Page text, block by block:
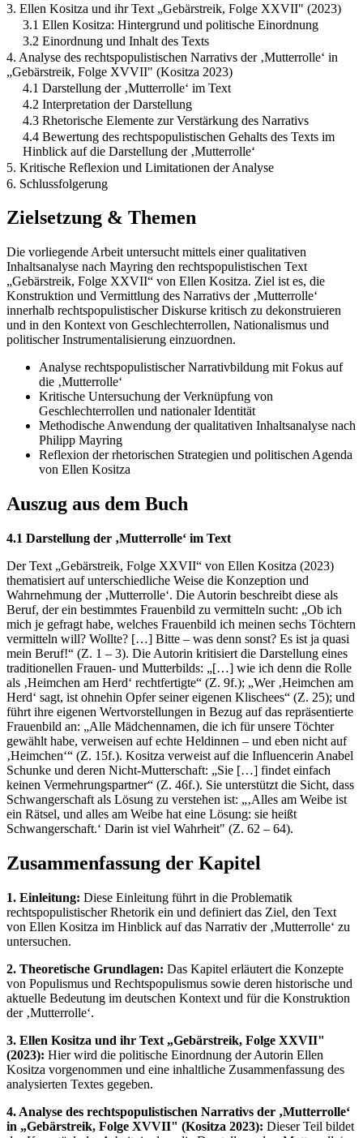
3. Ellen Kositza und ihr Text „Gebärstreik, Folge XXVII" (2023)
3.1 Ellen Kositza: Hintergrund und politische Einordnung
3.2 Einordnung und Inhalt des Texts
4. Analyse des rechtspopulistischen Narrativs der ‚Mutterrolle‘ in
„Gebärstreik, Folge XVVII" (Kositza 2023)
4.1 Darstellung der ‚Mutterrolle‘ im Text
4.2 Interpretation der Darstellung
4.3 Rhetorische Elemente zur Verstärkung des Narrativs
4.4 Bewertung des rechtspopulistischen Gehalts des Texts im
Hinblick auf die Darstellung der ‚Mutterrolle‘
5. Kritische Reflexion und Limitationen der Analyse
6. Schlussfolgerung
Zielsetzung & Themen
Die vorliegende Arbeit untersucht mittels einer qualitativen
Inhaltsanalyse nach Mayring den rechtspopulistischen Text
„Gebärstreik, Folge XXVII“ von Ellen Kositza. Ziel ist es, die
Konstruktion und Vermittlung des Narrativs der ‚Mutterrolle‘
innerhalb rechtspopulistischer Diskurse kritisch zu dekonstruieren
und in den Kontext von Geschlechterrollen, Nationalismus und
politischer Instrumentalisierung einzuordnen.
Analyse rechtspopulistischer Narrativbildung mit Fokus auf
die ‚Mutterrolle‘
Kritische Untersuchung der Verknüpfung von
Geschlechterrollen und nationaler Identität
Methodische Anwendung der qualitativen Inhaltsanalyse nach
Philipp Mayring
Reflexion der rhetorischen Strategien und politischen Agenda
von Ellen Kositza
Auszug aus dem Buch
4.1 Darstellung der ‚Mutterrolle‘ im Text
Der Text „Gebärstreik, Folge XXVII“ von Ellen Kositza (2023)
thematisiert auf unterschiedliche Weise die Konzeption und
Wahrnehmung der ‚Mutterrolle‘. Die Autorin beschreibt diese als
Beruf, der ein bestimmtes Frauenbild zu vermitteln sucht: „Ob ich
mich je gefragt habe, welches Frauenbild ich meinen sechs Töchtern
vermitteln will? Wollte? […] Bitte – was denn sonst? Es ist ja quasi
mein Beruf!“ (Z. 1 – 3). Die Autorin kritisiert die Darstellung eines
traditionellen Frauen- und Mutterbilds: „[…] wie ich denn die Rolle
als ‚Heimchen am Herd‘ rechtfertigte“ (Z. 9f.); „Wer ‚Heimchen am
Herd‘ sagt, ist ohnehin Opfer seiner eigenen Klischees“ (Z. 25); und
führt ihre eigenen Wertvorstellungen in Bezug auf das repräsentierte
Frauenbild an: „Alle Mädchennamen, die ich für unsere Töchter
gewählt habe, verweisen auf echte Heldinnen – und eben nicht auf
‚Heimchen‘“ (Z. 15f.). Kositza verweist auf die Influencerin Anabel
Schunke und deren Nicht-Mutterschaft: „Sie […] findet einfach
keinen Vermehrungspartner“ (Z. 46f.). Sie unterstützt die Sicht, dass
Schwangerschaft als Lösung zu verstehen ist: „‚Alles am Weibe ist
ein Rätsel, und alles am Weibe hat eine Lösung: sie heißt
Schwangerschaft.‘ Darin ist viel Wahrheit" (Z. 62 – 64).
Zusammenfassung der Kapitel
1. Einleitung: Diese Einleitung führt in die Problematik
rechtspopulistischer Rhetorik ein und definiert das Ziel, den Text
von Ellen Kositza im Hinblick auf das Narrativ der ‚Mutterrolle‘ zu
untersuchen.
2. Theoretische Grundlagen: Das Kapitel erläutert die Konzepte
von Populismus und Rechtspopulismus sowie deren historische und
aktuelle Bedeutung im deutschen Kontext und für die Konstruktion
der ‚Mutterrolle‘.
3. Ellen Kositza und ihr Text „Gebärstreik, Folge XXVII"
(2023): Hier wird die politische Einordnung der Autorin Ellen
Kositza vorgenommen und eine inhaltliche Zusammenfassung des
analysierten Textes gegeben.
4. Analyse des rechtspopulistischen Narrativs der ‚Mutterrolle‘
in „Gebärstreik, Folge XVVII" (Kositza 2023): Dieser Teil bildet